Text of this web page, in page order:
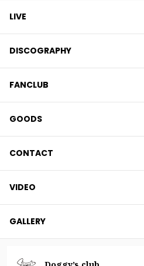
LIVE
DISCOGRAPHY
FANCLUB
GOODS
CONTACT
VIDEO
GALLERY